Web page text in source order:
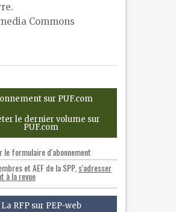
Commons
sur PUF.com
le dernier volume sur
PUF.com
le formulaire d'abonnement
et AEF de la SPP, s'adresser
à la revue
La RFP sur PEP-web